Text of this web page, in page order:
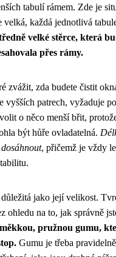
tabulí rámem. Zde je
každá jednotlivá
velké stěrce, která
přes rámy.
zvážit, zda budete čistit
vyšších patrech, vyžaduje
o něco menší břit,
být hůře ovladatelná.
, přičemž je vždy
jako její velikost.
ohledu na to, jak správně
pružnou gumu,
Gumu je třeba